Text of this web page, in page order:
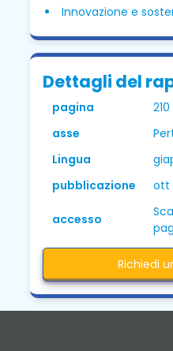
Innovazione e
Dettagli del
pagina
210
asse
Lingua
pubblicazione
ott
accesso
Richiedi